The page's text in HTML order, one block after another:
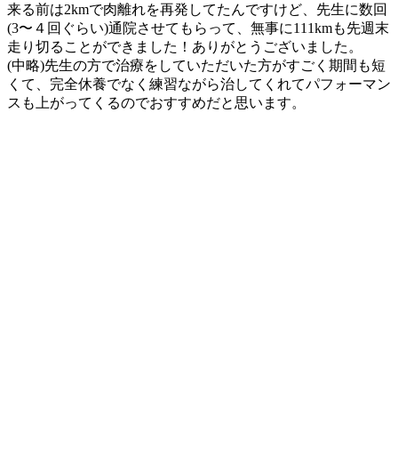
来る前は2kmで肉離れを再発してたんですけど、先生に数回
(3〜４回ぐらい)通院させてもらって、無事に111kmも先週末
走り切ることができました！ありがとうございました。
(中略)先生の方で治療をしていただいた方がすごく期間も短
くて、完全休養でなく練習ながら治してくれてパフォーマン
スも上がってくるのでおすすめだと思います。